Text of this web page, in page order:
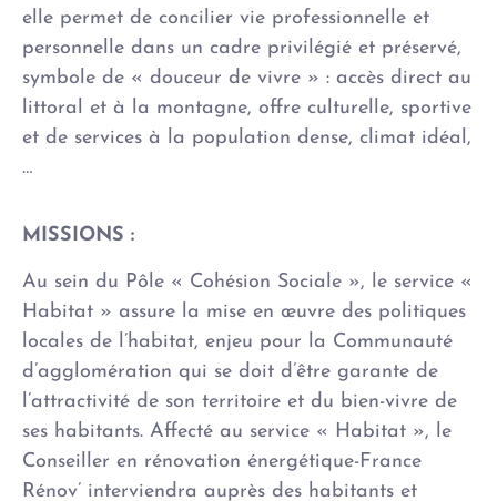
elle permet de concilier vie professionnelle et
personnelle dans un cadre privilégié et préservé,
symbole de « douceur de vivre » : accès direct au
littoral et à la montagne, offre culturelle, sportive
et de services à la population dense, climat idéal,
…
MISSIONS :
Au sein du Pôle « Cohésion Sociale », le service «
Habitat » assure la mise en œuvre des politiques
locales de l’habitat, enjeu pour la Communauté
d’agglomération qui se doit d’être garante de
l’attractivité de son territoire et du bien-vivre de
ses habitants. Affecté au service « Habitat », le
Conseiller en rénovation énergétique-France
Rénov’ interviendra auprès des habitants et